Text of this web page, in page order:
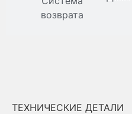
возврата
ТЕХНИЧЕСКИЕ ДЕТАЛИ